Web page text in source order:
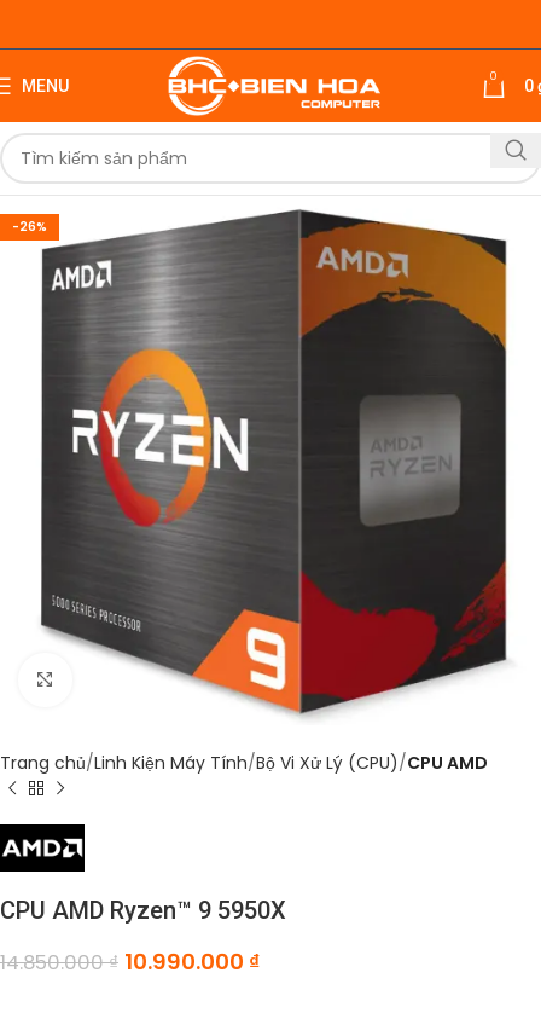
MENU 0 0
-26%
Click to enlarge
Trang chủ Linh Kiện Máy Tính Bộ Vi Xử Lý (CPU) CPU AMD
CPU AMD Ryzen™ 9 5950X
14.850.000₫ 10.990.000 ₫